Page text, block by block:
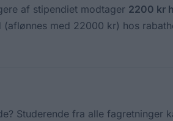
af stipendiet modtager 2200 kr
med 22000 kr) hos
Studerende fra alle fagretninger